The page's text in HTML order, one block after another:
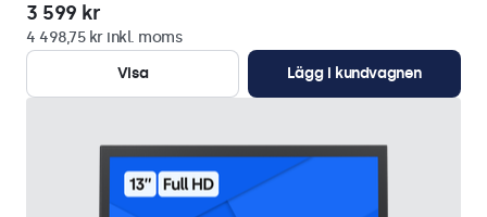
3 599 kr
4 498,75 kr inkl. moms
Visa
Lägg i kundvagnen